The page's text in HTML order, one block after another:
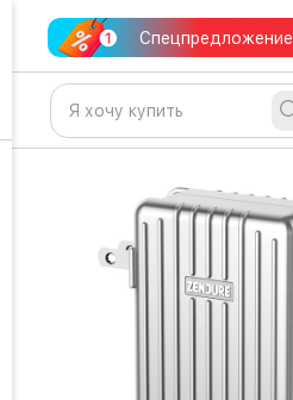
Спецпредложение